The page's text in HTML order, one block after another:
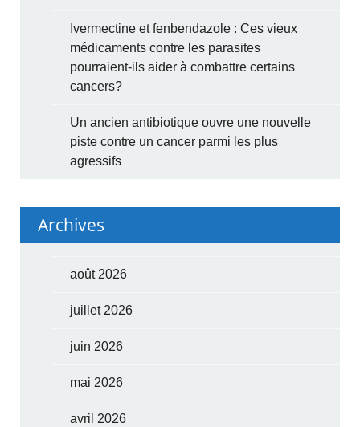
Ivermectine et fenbendazole : Ces vieux
médicaments contre les parasites
pourraient-ils aider à combattre certains
cancers?
Un ancien antibiotique ouvre une nouvelle
piste contre un cancer parmi les plus
agressifs
Archives
août 2026
juillet 2026
juin 2026
mai 2026
avril 2026